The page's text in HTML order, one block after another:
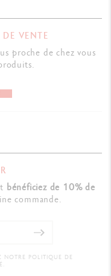
VENTE
proche de chez vous
bénéficiez de 10% de
commande.
NOTRE POLITIQUE DE